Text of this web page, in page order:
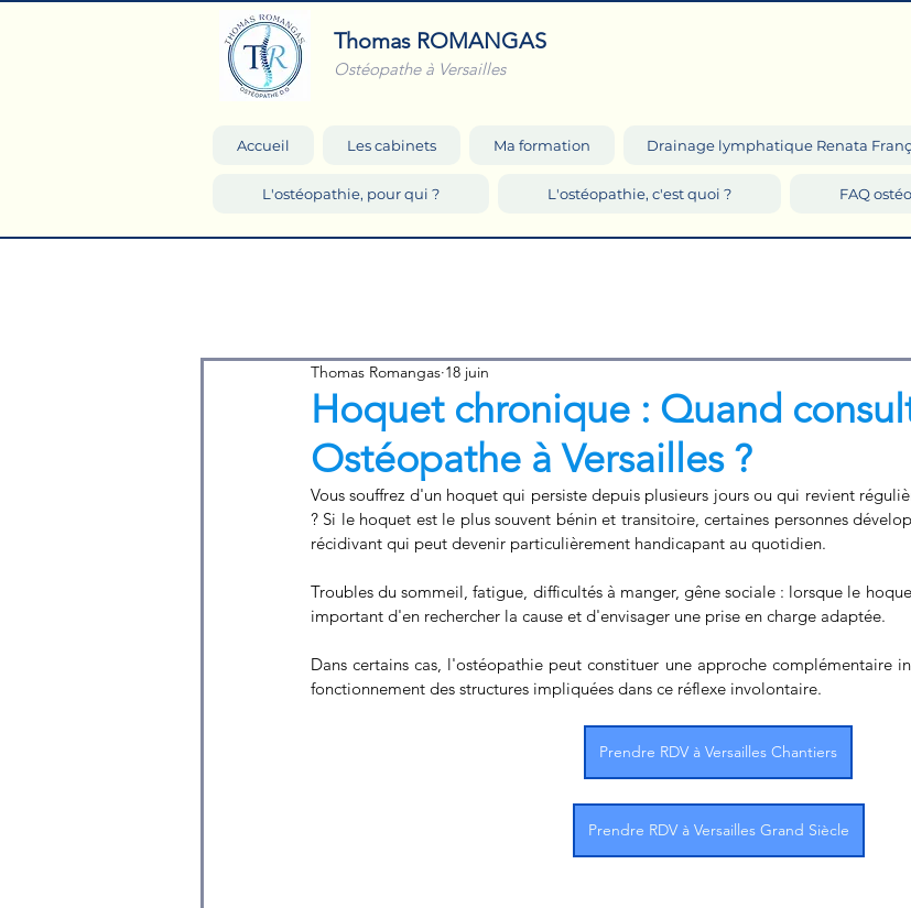
Thomas ROMANGAS
Ostéopathe à Versailles
Accueil Les cabinets Ma formation Drainage lymphatique Renata
L'ostéopathie, pour qui ? L'ostéopathie, c'est quoi ? FAQ ostéo
Hoquet chronique : Quand
Ostéopathe à Versailles ?
Thomas Romangas 18 juin
Vous souffrez d'un hoquet qui persiste depuis plusieurs jours ou qui revient
? Si le hoquet est le plus souvent bénin et transitoire, certaines personnes
récidivant qui peut devenir particulièrement handicapant au quotidien.
Troubles du sommeil, fatigue, difficultés à manger, gêne sociale : lorsque le
important d'en rechercher la cause et d'envisager une prise en charge adaptée.
Dans certains cas, l'ostéopathie peut constituer une approche complémentaire
fonctionnement des structures impliquées dans ce réflexe involontaire.
Prendre RDV à Versailles Chantiers
Prendre RDV à Versailles Grand Siècle